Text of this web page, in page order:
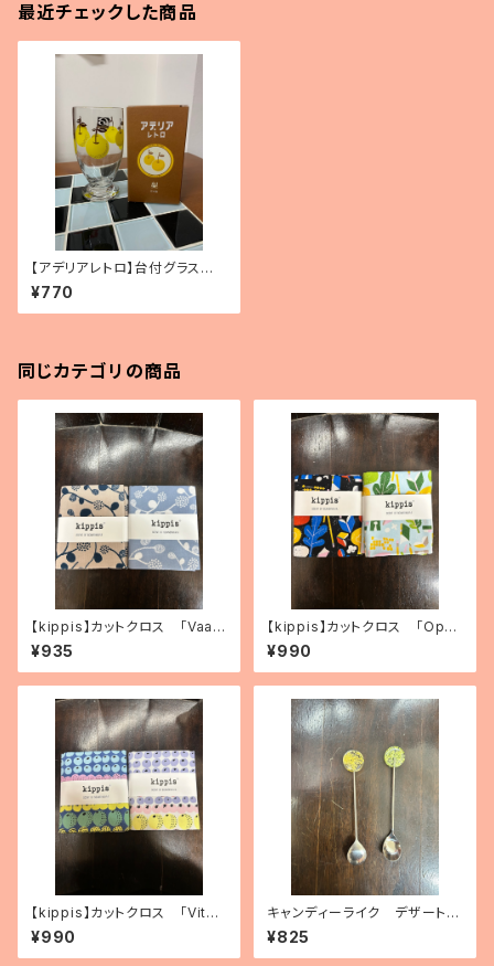
最近チェックした商品
【アデリアレトロ】台付グラス
（梨）
¥770
同じカテゴリの商品
【kippis】カットクロス 「Vaap
ukka／ラズベリー」（2色）
¥935
【kippis】カットクロス 「Oppi
／教育」（2色）
¥990
【kippis】カットクロス 「Vita
miini／ビタミン」（3種）
¥990
キャンディーライク デザートス
プーン（2種）
¥825